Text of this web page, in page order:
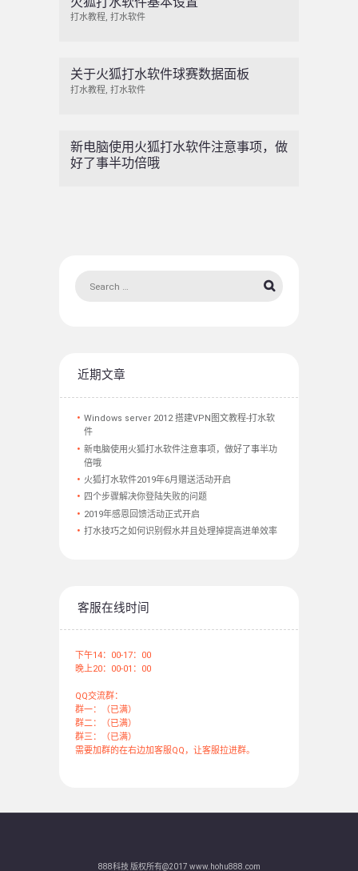
打水教程, 打水软件
关于火狐打水软件球赛数据面板
打水教程, 打水软件
新电脑使用火狐打水软件注意事项，做
好了事半功倍哦
近期文章
Windows server 2012 搭建VPN图文教程-打水软
件
新电脑使用火狐打水软件注意事项，做好了事半功
倍哦
火狐打水软件2019年6月赠送活动开启
四个步骤解决你登陆失败的问题
2019年感恩回馈活动正式开启
打水技巧之如何识别假水并且处理掉提高进单效率
客服在线时间
下午14：00-17：00
晚上20：00-01：00
QQ交流群：
群一：（已满）
群二：（已满）
群三：（已满）
需要加群的在右边加客服QQ，让客服拉进群。
888科技 版权所有@2017 www.hohu888.com